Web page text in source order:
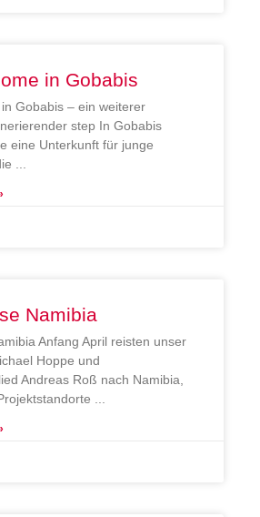
in Gobabis
Gobabis – ein weiterer
step In Gobabis
eine Unterkunft für junge
Namibia
Anfang April reisten unser
Hoppe und
Andreas Roß nach Namibia,